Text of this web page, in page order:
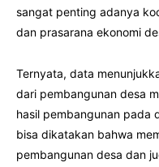
sangat penting adanya
dan prasarana ekonomi
Ternyata, data
dari pembangunan desa
hasil pembangunan pada
bisa dikatakan bahwa
pembangunan desa dan